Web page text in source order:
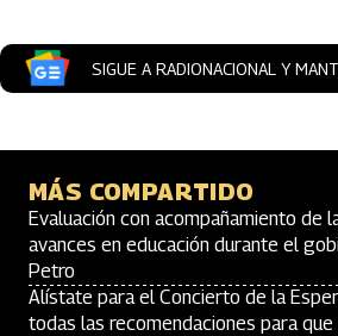
SIGUE A RADIONACIONAL Y
MÁS COMPARTIDO
Evaluación con acompañamiento de
avances en educación durante el
Petro
Alístate para el Concierto de la
todas las recomendaciones para